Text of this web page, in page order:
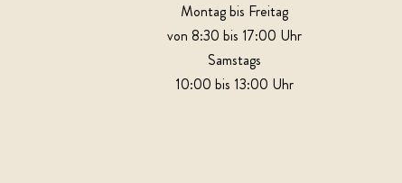
Montag bis Freitag
von 8:30 bis 17:00 Uhr
Samstags
10:00 bis 13:00 Uhr